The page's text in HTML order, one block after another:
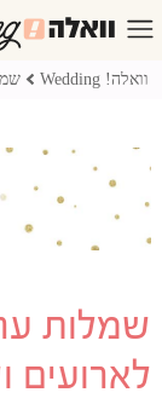
וואלה! Wedding
שמלות
לארועים